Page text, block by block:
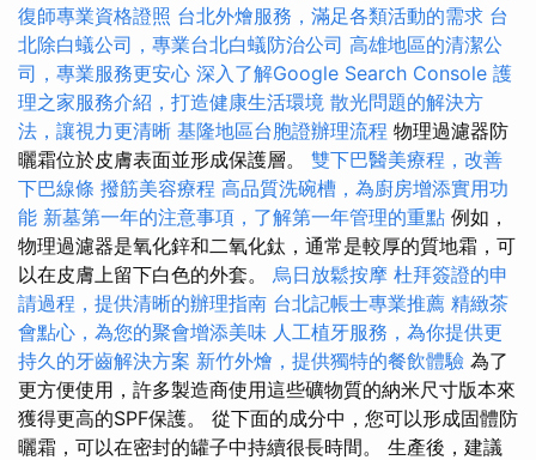
復師專業資格證照 台北外燴服務，滿足各類活動的需求 台
北除白蟻公司，專業台北白蟻防治公司 高雄地區的清潔公
司，專業服務更安心 深入了解Google Search Console 護
理之家服務介紹，打造健康生活環境 散光問題的解決方
法，讓視力更清晰 基隆地區台胞證辦理流程 物理過濾器防
曬霜位於皮膚表面並形成保護層。 雙下巴醫美療程，改善
下巴線條 撥筋美容療程 高品質洗碗槽，為廚房增添實用功
能 新墓第一年的注意事項，了解第一年管理的重點 例如，
物理過濾器是氧化鋅和二氧化鈦，通常是較厚的質地霜，可
以在皮膚上留下白色的外套。 烏日放鬆按摩 杜拜簽證的申
請過程，提供清晰的辦理指南 台北記帳士專業推薦 精緻茶
會點心，為您的聚會增添美味 人工植牙服務，為你提供更
持久的牙齒解決方案 新竹外燴，提供獨特的餐飲體驗 為了
更方便使用，許多製造商使用這些礦物質的納米尺寸版本來
獲得更高的SPF保護。 從下面的成分中，您可以形成固體防
曬霜，可以在密封的罐子中持續很長時間。 生產後，建議